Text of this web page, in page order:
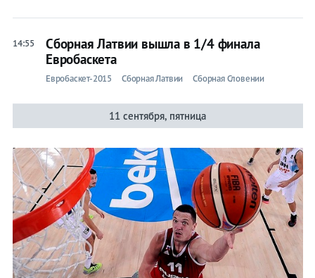
14:55
Сборная Латвии вышла в 1/4 финала
Евробаскета
Евробаскет-2015 Сборная Латвии Сборная Словении
11 сентября, пятница